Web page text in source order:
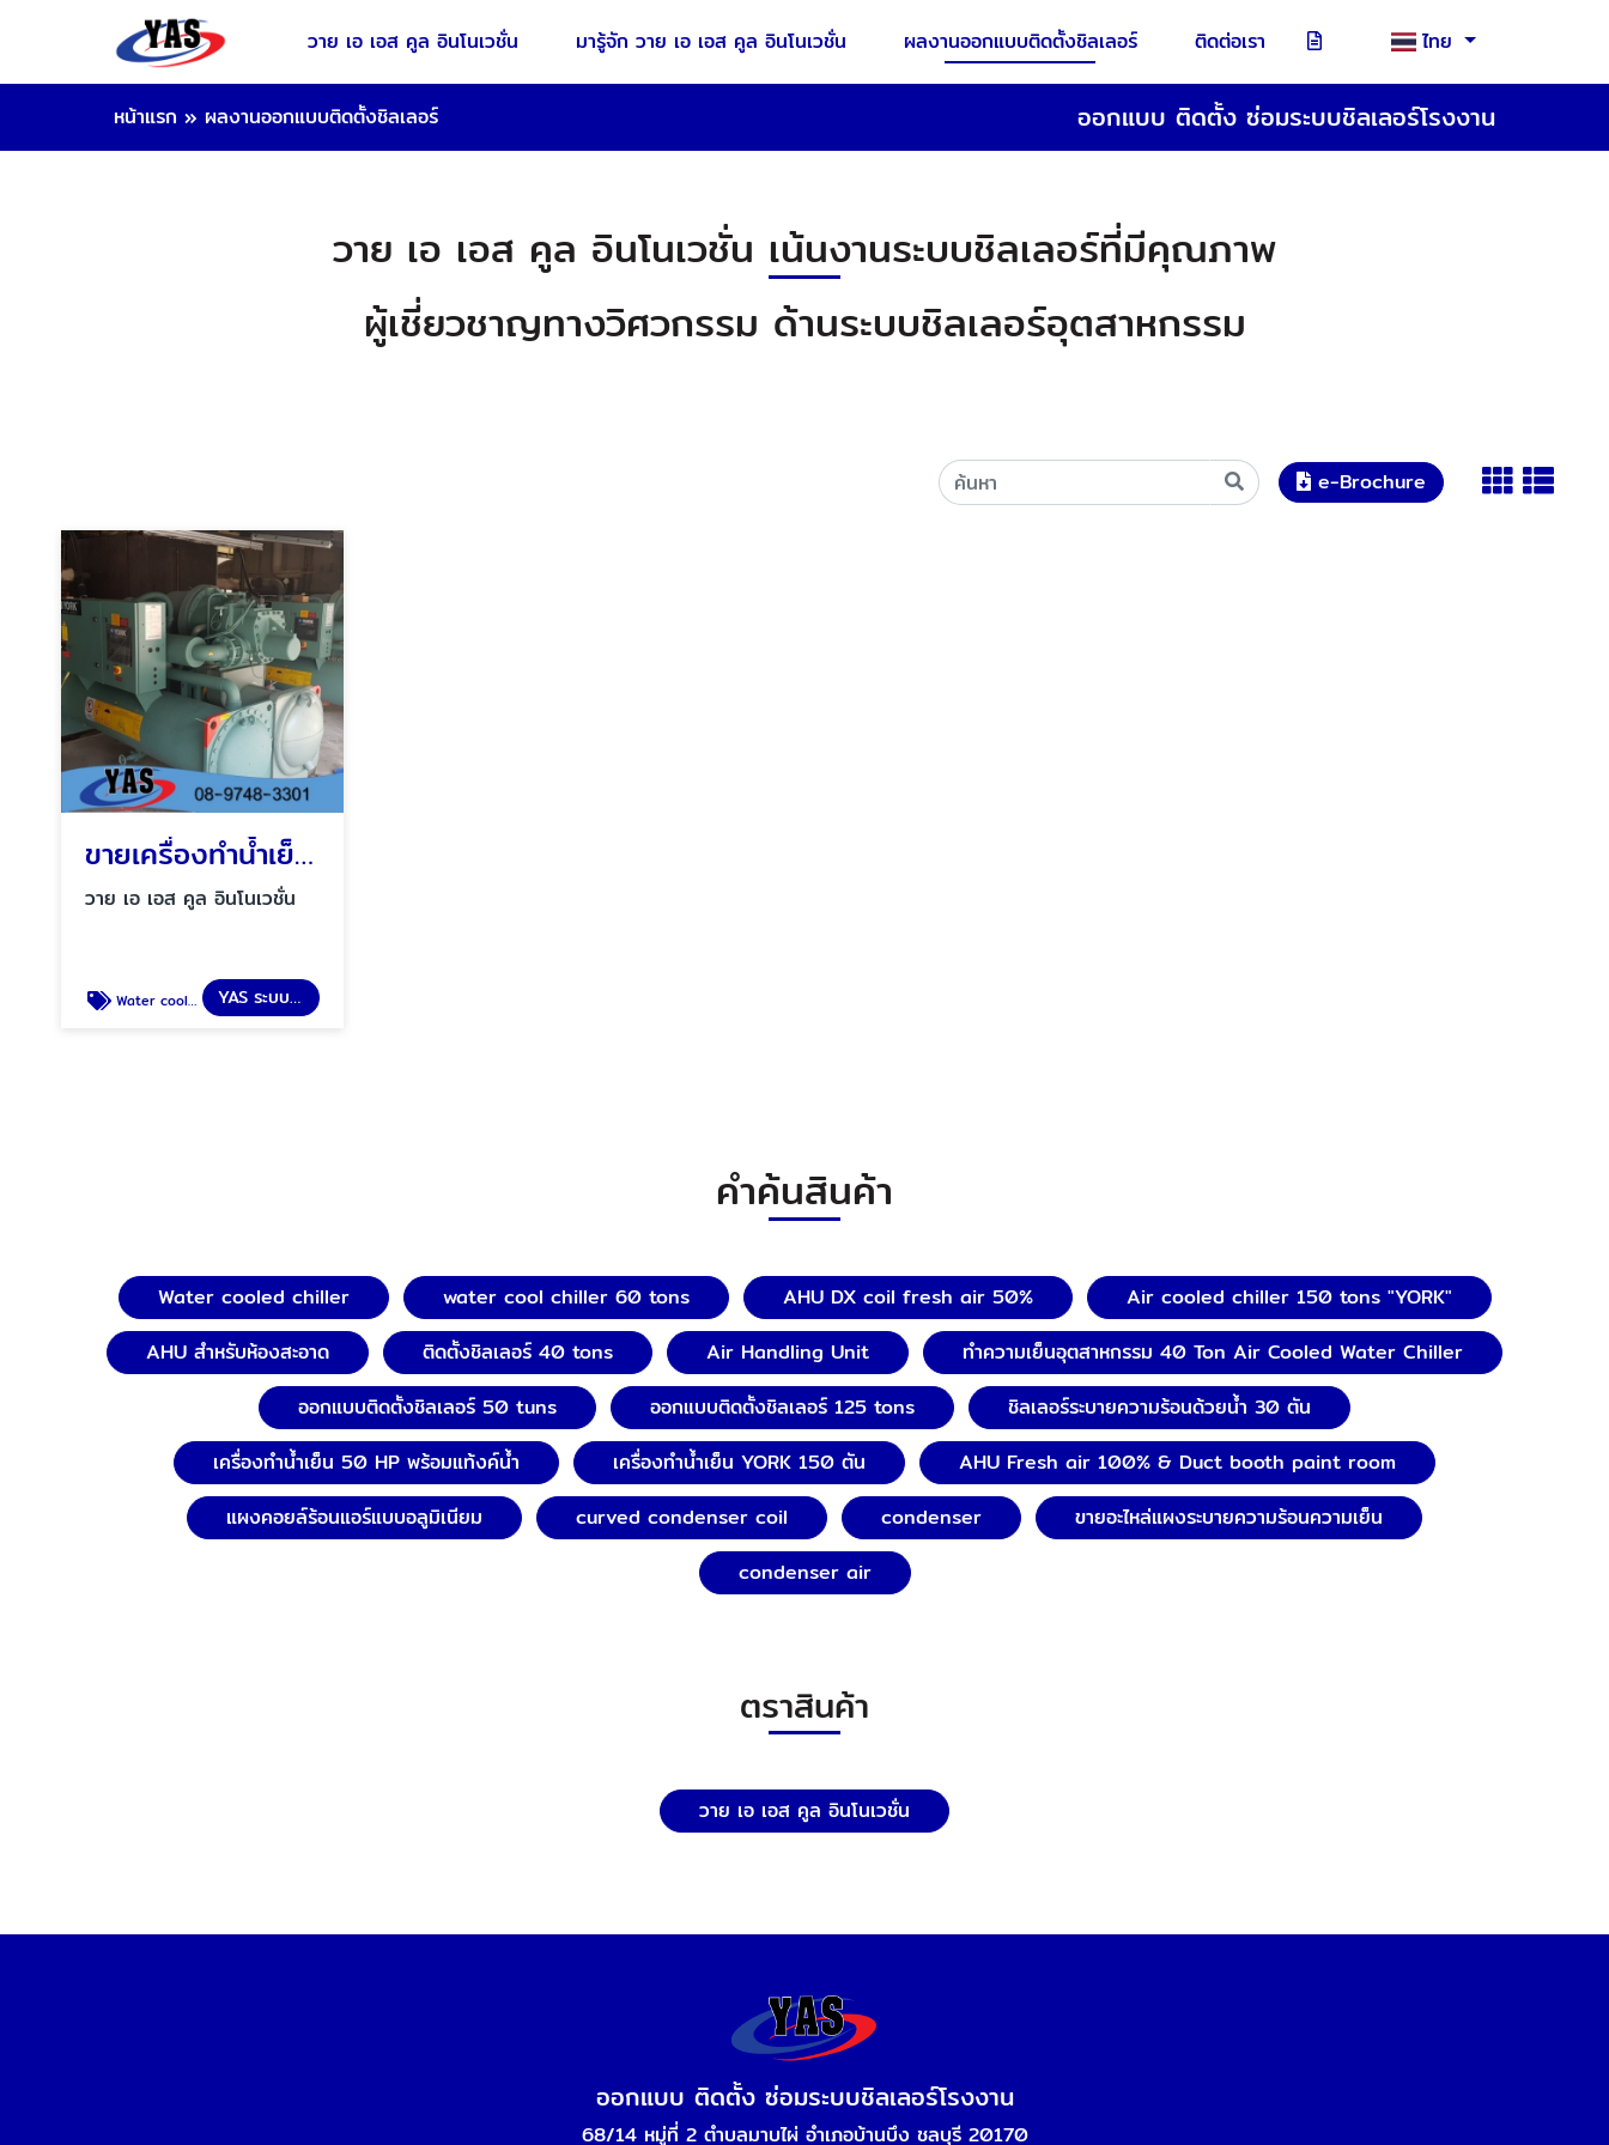
วาย เอ เอส คูล อินโนเวชั่น มารู้จัก วาย เอ เอส คูล อินโนเวชั่น ผลงานออกแบบติดตั้งชิลเลอร์ ติดต่อเรา ไทย
หน้าแรก » ผลงานออกแบบติดตั้งชิลเลอร์ ออกแบบ ติดตั้ง ซ่อมระบบชิลเลอร์โรงงาน
วาย เอ เอส คูล อินโนเวชั่น เน้นงานระบบชิลเลอร์ที่มีคุณภาพ
ผู้เชี่ยวชาญทางวิศวกรรม ด้านระบบชิลเลอร์อุตสาหกรรม
e-Brochure
ขายเครื่องทำน้ำเย็นแบบแรงเหวี่ยง ชลบุรี
วาย เอ เอส คูล อินโนเวชั่น
Water cooled chiller YAS ระบบชิลเลอร์โรงงาน
คำค้นสินค้า
Water cooled chiller water cool chiller 60 tons AHU DX coil fresh air 50%
Air cooled chiller 150 tons "YORK"
AHU สำหรับห้องสะอาด
ติดตั้งชิลเลอร์ 40 tons Air Handling Unit
ทำความเย็นอุตสาหกรรม 40 Ton Air Cooled Water Chiller
ออกแบบติดตั้งชิลเลอร์ 50 tuns
ออกแบบติดตั้งชิลเลอร์ 125 tons
ชิลเลอร์ระบายความร้อนด้วยน้ำ 30 ตัน
เครื่องทำน้ำเย็น 50 HP พร้อมแท้งค์น้ำ
เครื่องทำน้ำเย็น YORK 150 ตัน
AHU Fresh air 100% & Duct booth paint room
แผงคอยล์ร้อนแอร์แบบอลูมิเนียม
curved condenser coil condenser
ขายอะไหล่แผงระบายความร้อนความเย็น
condenser air
ตราสินค้า
วาย เอ เอส คูล อินโนเวชั่น
ออกแบบ ติดตั้ง ซ่อมระบบชิลเลอร์โรงงาน
68/14 หมู่ที่ 2 ตำบลมาบไผ่ อำเภอบ้านบึง ชลบุรี 20170